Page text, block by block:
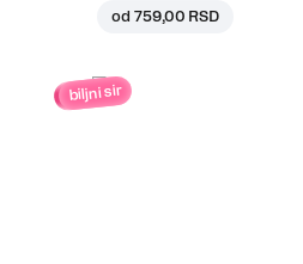
od 759,00 RSD
biljni sir